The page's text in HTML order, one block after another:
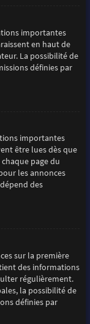
importantes
en haut de
La possibilité de
définies par
importantes
être lues dès que
page du
les annonces
des
sur la première
des informations
régulièrement.
la possibilité de
définies par